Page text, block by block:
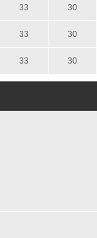
33 30
33 30
33 30